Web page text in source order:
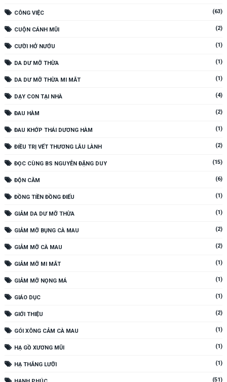
CÔNG VIỆC (63)
CUỘN CÁNH MŨI (2)
CƯỜI HỞ NƯỚU (1)
DA DƯ MỠ THỪA (1)
DA DƯ MỠ THỪA MI MẮT (1)
DẠY CON TẠI NHÀ (4)
ĐAU HÀM (2)
ĐAU KHỚP THÁI DƯƠNG HÀM (1)
ĐIỀU TRỊ VẾT THƯƠNG LÂU LÀNH (2)
ĐỌC CÙNG BS NGUYỄN ĐẶNG DUY (15)
ĐỘN CẰM (6)
ĐỒNG TIỀN ĐỒNG ĐIẾU (1)
GIẢM DA DƯ MỠ THỪA (1)
GIẢM MỠ BỤNG CÀ MAU (2)
GIẢM MỠ CÀ MAU (2)
GIẢM MỠ MI MẮT (1)
GIẢM MỠ NỌNG MÁ (1)
GIÁO DỤC (1)
GIỚI THIỆU (2)
GÓI XÔNG CẢM CÀ MAU (1)
HẠ GỒ XƯƠNG MŨI (1)
HẠ THẮNG LƯỠI (1)
(51)